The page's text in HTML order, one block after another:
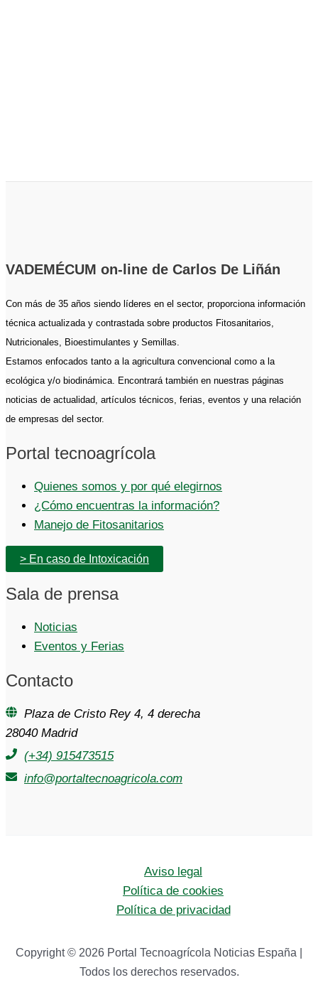
VADEMÉCUM on-line de Carlos De Liñán
Con más de 35 años siendo líderes en el sector, proporciona información
técnica actualizada y contrastada sobre productos Fitosanitarios,
Nutricionales, Bioestimulantes y Semillas.
Estamos enfocados tanto a la agricultura convencional como a la
ecológica y/o biodinámica. Encontrará también en nuestras páginas
noticias de actualidad, artículos técnicos, ferias, eventos y una relación
de empresas del sector.
Portal tecnoagrícola
Quienes somos y por qué elegirnos
¿Cómo encuentras la información?
Manejo de Fitosanitarios
> En caso de Intoxicación
Sala de prensa
Noticias
Eventos y Ferias
Contacto
Plaza de Cristo Rey 4, 4 derecha
28040 Madrid
(+34) 915473515
info@portaltecnoagricola.com
Aviso legal
Política de cookies
Política de privacidad
Copyright © 2026 Portal Tecnoagrícola Noticias España |
Todos los derechos reservados.